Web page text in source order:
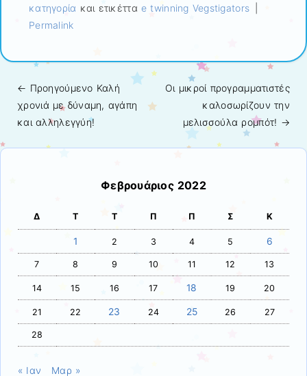
κατηγορία και ετικέττα e twinning Vegstigators
Permalink
Πλοήγηση άρθρων
← Προηγούμενo Καλή
χρονιά με δύναμη, αγάπη
και αλληλεγγύη!
Οι μικροί προγραμματιστές
καλοσωρίζουν την
μελισσούλα ρομπότ! →
Φεβρουάριος 2022
Δ Τ Τ Π Π Σ Κ
1 2 3 4 5 6
7 8 9 10 11 12 13
14 15 16 17 18 19 20
21 22 23 24 25 26 27
28
« Ιαν Μαρ »